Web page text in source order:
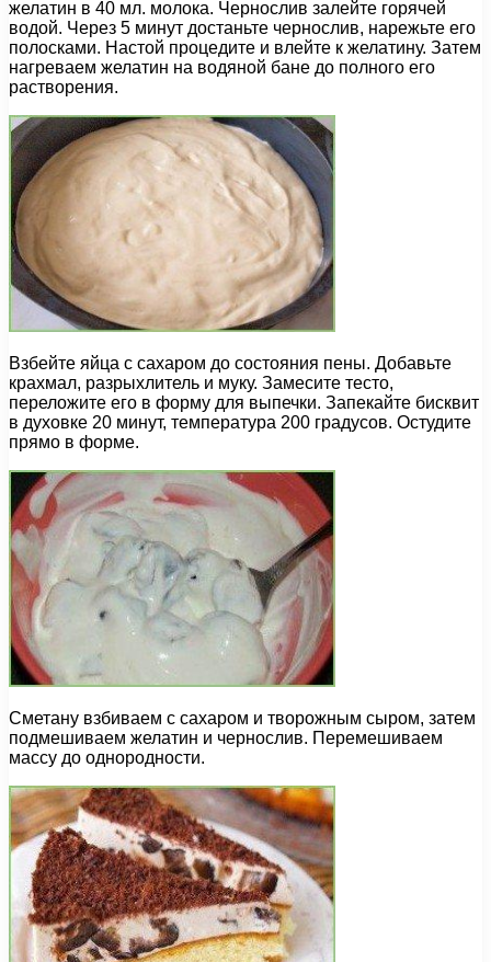
желатин в 40 мл. молока. Чернослив залейте горячей
водой. Через 5 минут достаньте чернослив, нарежьте его
полосками. Настой процедите и влейте к желатину. Затем
нагреваем желатин на водяной бане до полного его
растворения.
Взбейте яйца с сахаром до состояния пены. Добавьте
крахмал, разрыхлитель и муку. Замесите тесто,
переложите его в форму для выпечки. Запекайте бисквит
в духовке 20 минут, температура 200 градусов. Остудите
прямо в форме.
Сметану взбиваем с сахаром и творожным сыром, затем
подмешиваем желатин и чернослив. Перемешиваем
массу до однородности.